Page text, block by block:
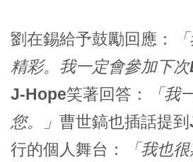
劉在錫給予鼓勵回應：
精彩。我一定會參加下次
J-Hope笑著回答：
「我
您。」 曹世鎬也插話提到
行的個人舞台：
「我也